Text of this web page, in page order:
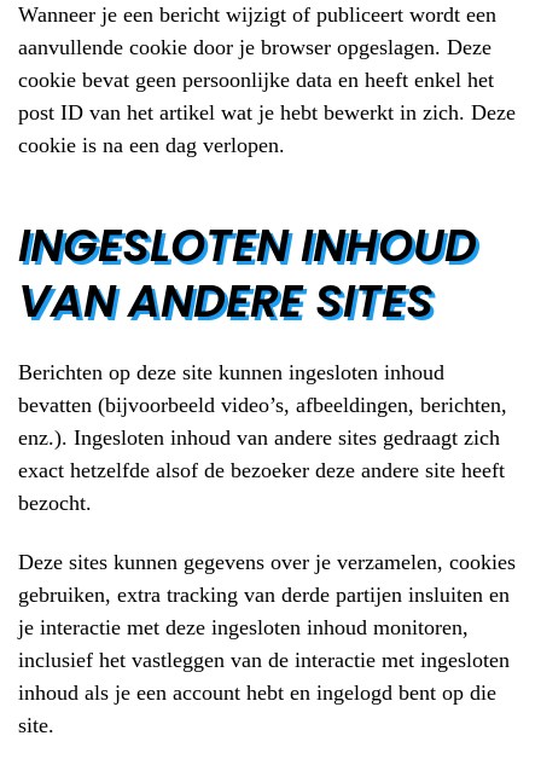
Wanneer je een bericht wijzigt of publiceert wordt een
aanvullende cookie door je browser opgeslagen. Deze
cookie bevat geen persoonlijke data en heeft enkel het
post ID van het artikel wat je hebt bewerkt in zich. Deze
cookie is na een dag verlopen.
INGESLOTEN INHOUD
VAN ANDERE SITES
Berichten op deze site kunnen ingesloten inhoud
bevatten (bijvoorbeeld video’s, afbeeldingen, berichten,
enz.). Ingesloten inhoud van andere sites gedraagt zich
exact hetzelfde alsof de bezoeker deze andere site heeft
bezocht.
Deze sites kunnen gegevens over je verzamelen, cookies
gebruiken, extra tracking van derde partijen insluiten en
je interactie met deze ingesloten inhoud monitoren,
inclusief het vastleggen van de interactie met ingesloten
inhoud als je een account hebt en ingelogd bent op die
site.